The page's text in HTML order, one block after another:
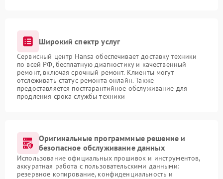
Широкий спектр услуг
Сервисный центр Hansa обеспечивает доставку техники
по всей РФ, бесплатную диагностику и качественный
ремонт, включая срочный ремонт. Клиенты могут
отслеживать статус ремонта онлайн. Также
предоставляется постгарантийное обслуживание для
продления срока службы техники
Оригинальные программные решение и
безопасное обслуживание данных
Использование официальных прошивок и инструментов,
аккуратная работа с пользовательскими данными:
резервное копирование, конфиденциальность и